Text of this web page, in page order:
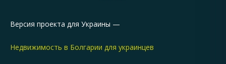
Версия проекта для Украины —
Недвижимость в Болгарии для украинцев